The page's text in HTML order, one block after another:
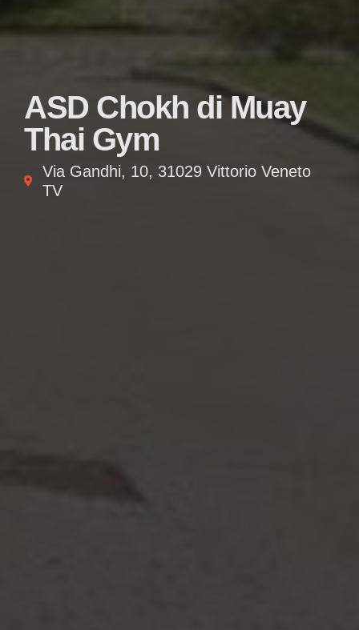
ASD Chokh di Muay
Thai Gym
Via Gandhi, 10, 31029 Vittorio Veneto
TV